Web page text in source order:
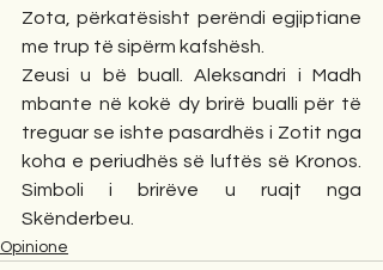
Zota, përkatësisht perëndi egjiptiane
me trup të sipërm kafshësh.
Zeusi u bë buall. Aleksandri i Madh
mbante në kokë dy brirë bualli për të
treguar se ishte pasardhës i Zotit nga
koha e periudhës së luftës së Kronos.
Simboli i brirëve u ruajt nga
Skënderbeu.
Opinione